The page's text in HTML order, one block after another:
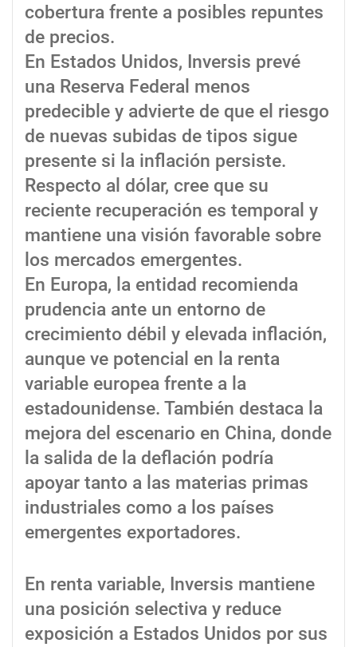
cobertura frente a posibles repuntes
de precios.
En Estados Unidos, Inversis prevé
una Reserva Federal menos
predecible y advierte de que el riesgo
de nuevas subidas de tipos sigue
presente si la inflación persiste.
Respecto al dólar, cree que su
reciente recuperación es temporal y
mantiene una visión favorable sobre
los mercados emergentes.
En Europa, la entidad recomienda
prudencia ante un entorno de
crecimiento débil y elevada inflación,
aunque ve potencial en la renta
variable europea frente a la
estadounidense. También destaca la
mejora del escenario en China, donde
la salida de la deflación podría
apoyar tanto a las materias primas
industriales como a los países
emergentes exportadores.
En renta variable, Inversis mantiene
una posición selectiva y reduce
exposición a Estados Unidos por sus